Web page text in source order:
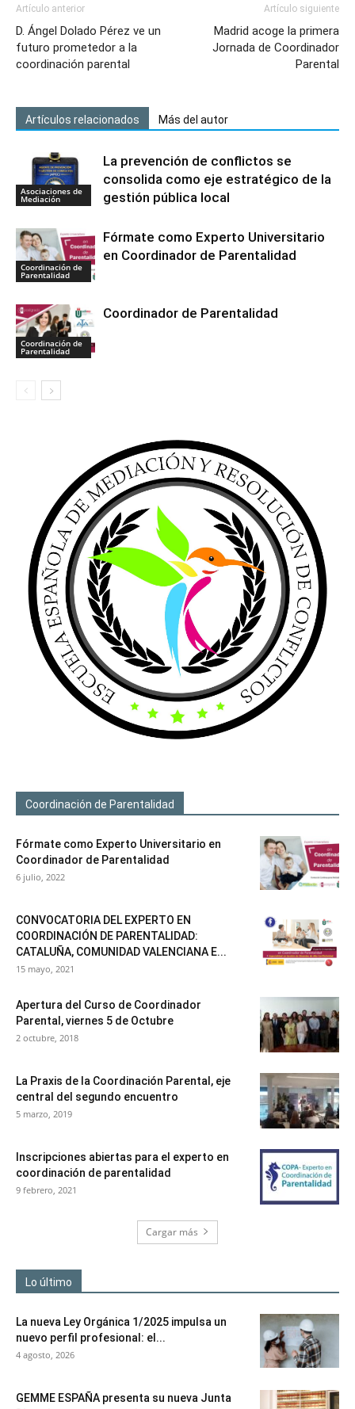
Artículo anterior
D. Ángel Dolado Pérez ve un
futuro prometedor a la
coordinación parental
Artículo siguiente
Madrid acoge la primera
Jornada de Coordinador
Parental
Artículos relacionados Más del autor
Asociaciones de
Mediación
La prevención de conflictos se
consolida como eje estratégico de la
gestión pública local
Coordinación de
Parentalidad
Fórmate como Experto Universitario
en Coordinador de Parentalidad
Coordinación de
Parentalidad
Coordinador de Parentalidad
Coordinación de Parentalidad
Fórmate como Experto Universitario en
Coordinador de Parentalidad
6 julio, 2022
CONVOCATORIA DEL EXPERTO EN
COORDINACIÓN DE PARENTALIDAD:
CATALUÑA, COMUNIDAD VALENCIANA E...
15 mayo, 2021
Apertura del Curso de Coordinador
Parental, viernes 5 de Octubre
2 octubre, 2018
La Praxis de la Coordinación Parental, eje
central del segundo encuentro
5 marzo, 2019
Inscripciones abiertas para el experto en
coordinación de parentalidad
9 febrero, 2021
Cargar más
Lo último
La nueva Ley Orgánica 1/2025 impulsa un
nuevo perfil profesional: el...
4 agosto, 2026
GEMME ESPAÑA presenta su nueva Junta